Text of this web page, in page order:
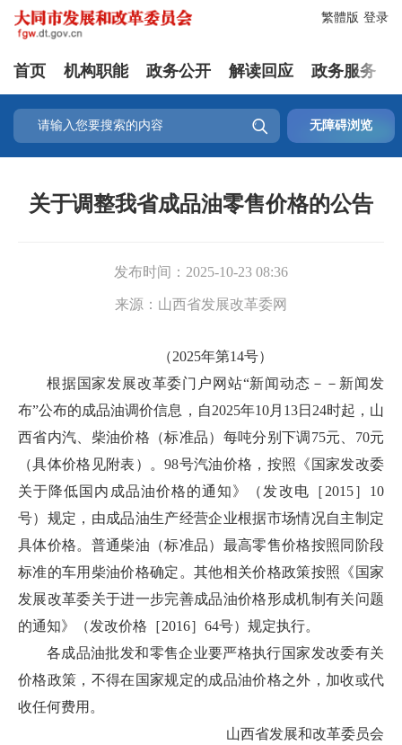
登录
繁體版
首页 机构职能 政务公开 解读回应 政务服务
 无障碍浏览
关于调整我省成品油零售价格的公告
发布时间： 2025-10-23 08:36
来源： 山西省发展改革委网
（2025年第14号）
根据国家发展改革委门户网站“新闻动态－－新闻发
布”公布的成品油调价信息，自2025年10月13日24时起，山
西省内汽、柴油价格（标准品）每吨分别下调75元、70元
（具体价格见附表）。98号汽油价格，按照《国家发改委
关于降低国内成品油价格的通知》（发改电［2015］10
号）规定，由成品油生产经营企业根据市场情况自主制定
具体价格。普通柴油（标准品）最高零售价格按照同阶段
标准的车用柴油价格确定。其他相关价格政策按照《国家
发展改革委关于进一步完善成品油价格形成机制有关问题
的通知》（发改价格［2016］64号）规定执行。
各成品油批发和零售企业要严格执行国家发改委有关
价格政策，不得在国家规定的成品油价格之外，加收或代
收任何费用。
山西省发展和改革委员会